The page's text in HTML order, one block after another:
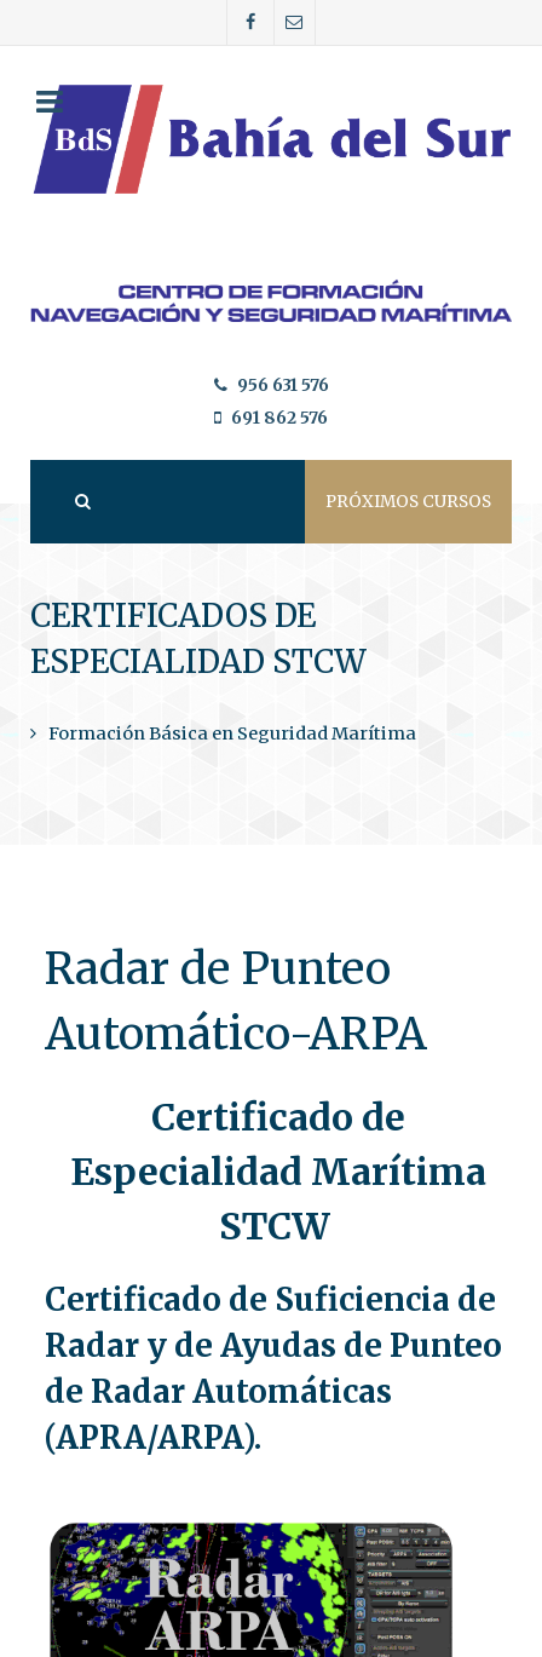
956 631 576
691 862 576
PRÓXIMOS CURSOS
CERTIFICADOS DE
ESPECIALIDAD STCW
Formación Básica en Seguridad Marítima
Radar de Punteo
Automático-ARPA
Certificado de
Especialidad Marítima
STCW
Certificado de Suficiencia de
Radar y de Ayudas de Punteo
de Radar Automáticas
(APRA/ARPA).